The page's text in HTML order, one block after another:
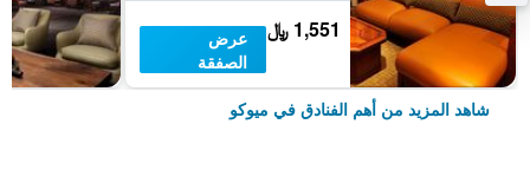
1,551 ﷼
عرض
الصفقة
شاهد المزيد من أهم الفنادق في ميوكو